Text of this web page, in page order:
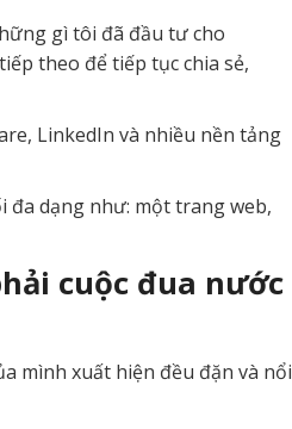
gì tôi đã đầu tư cho
theo để tiếp tục chia sẻ,
LinkedIn và nhiều nền tảng
đa dạng như: một trang web,
cuộc đua nước
mình xuất hiện đều đặn và nổi